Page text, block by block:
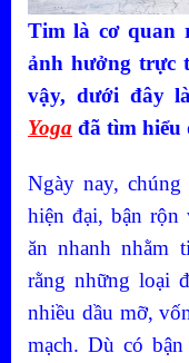
Tim là cơ quan
ảnh hưởng trực
vậy, dưới đây
Yoga đã tìm hiểu
Ngày nay,
hiện đại, bận rộn
ăn nhanh nhằm
rằng những loại
nhiều dầu mỡ,
mạch. Dù có